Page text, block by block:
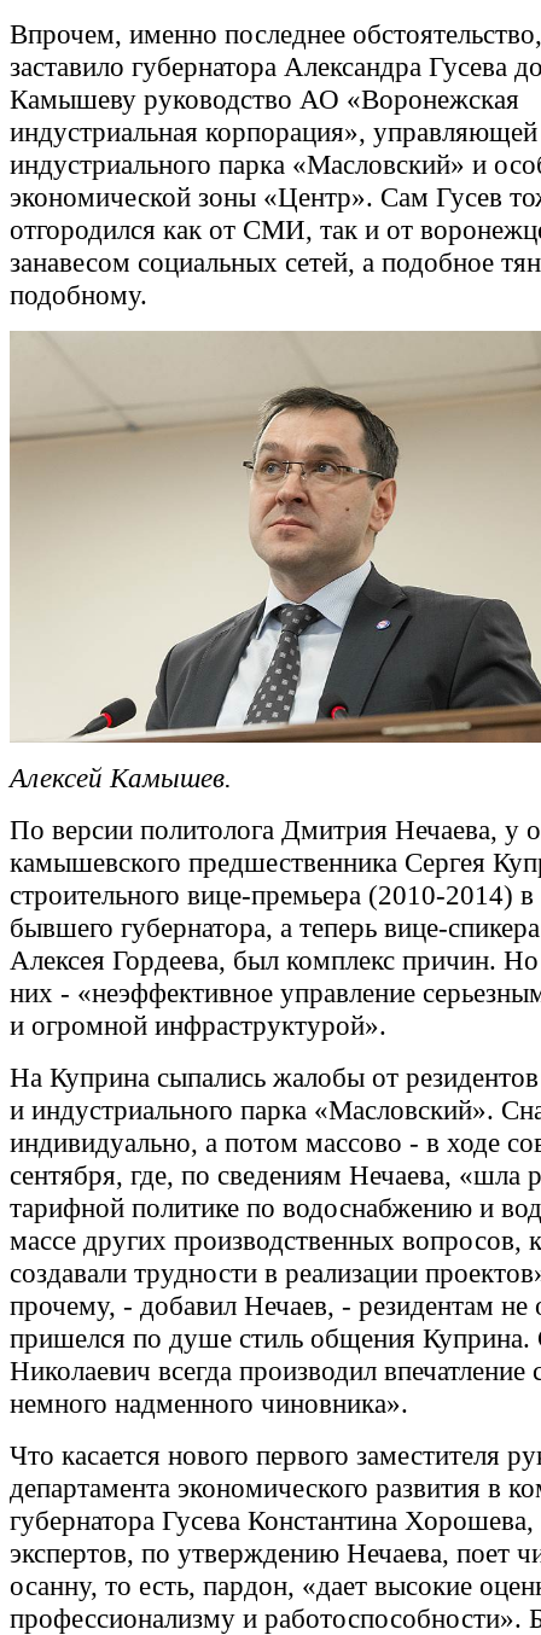
Впрочем, именно последнее
заставило губернатора Александра Гусева
Камышеву руководство АО «Воронежская
индустриальная корпорация»,
индустриального парка «Масловский» и
экономической зоны «Центр». Сам Гусев
отгородился как от СМИ, так и от
занавесом социальных сетей, а подобное
подобному.
Алексей Камышев.
По версии политолога Дмитрия Нечаева, у
камышевского предшественника Сергея
строительного вице-премьера (2010-2014)
бывшего губернатора, а теперь вице-
Алексея Гордеева, был комплекс причин. Но
них - «неэффективное управление
и огромной инфраструктурой».
На Куприна сыпались жалобы от
и индустриального парка «Масловский».
индивидуально, а потом массово - в ходе
сентября, где, по сведениям Нечаева, «шла
тарифной политике по водоснабжению и
массе других производственных вопросов,
создавали трудности в реализации
прочему, - добавил Нечаев, - резидентам не
пришелся по душе стиль общения Куприна.
Николаевич всегда производил впечатление
немного надменного чиновника».
Что касается нового первого заместителя
департамента экономического развития в
губернатора Гусева Константина
экспертов, по утверждению Нечаева, поет
осанну, то есть, пардон, «дает высокие
профессионализму и работоспособности».